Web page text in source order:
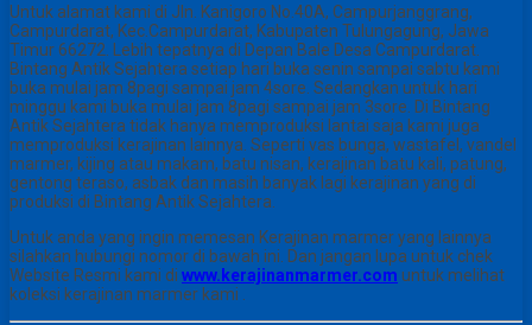
Untuk alamat kami di Jln. Kanigoro No.40A, Campurjanggrang,
Campurdarat, Kec.Campurdarat, Kabupaten Tulungagung, Jawa
Timur 66272. Lebih tepatnya di Depan Bale Desa Campurdarat.
Bintang Antik Sejahtera setiap hari buka senin sampai sabtu kami
buka mulai jam 8pagi sampai jam 4sore. Sedangkan untuk hari
minggu kami buka mulai jam 8pagi sampai jam 3sore. Di Bintang
Antik Sejahtera tidak hanya memproduksi lantai saja kami juga
memproduksi kerajinan lainnya. Seperti vas bunga, wastafel, vandel
marmer, kijing atau makam, batu nisan, kerajinan batu kali, patung,
gentong teraso, asbak dan masih banyak lagi kerajinan yang di
produksi di Bintang Antik Sejahtera.
Untuk anda yang ingin memesan Kerajinan marmer yang lainnya
silahkan hubungi nomor di bawah ini. Dan jangan lupa untuk chek
Website Resmi kami di www.kerajinanmarmer.com untuk melihat
koleksi kerajinan marmer kami .